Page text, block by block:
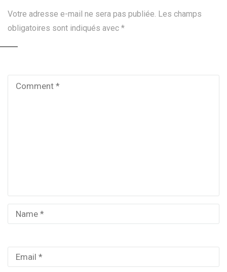
Votre adresse e-mail ne sera pas publiée. Les champs
obligatoires sont indiqués avec *